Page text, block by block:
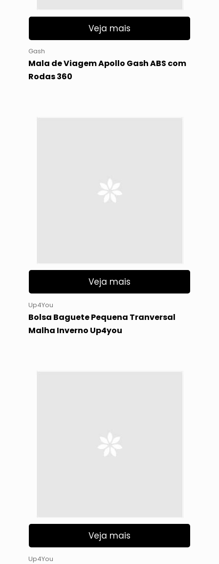
Veja mais
Gash
Mala de Viagem Apollo Gash ABS com
Rodas 360
Veja mais
Up4You
Bolsa Baguete Pequena Tranversal
Malha Inverno Up4you
Veja mais
Up4You